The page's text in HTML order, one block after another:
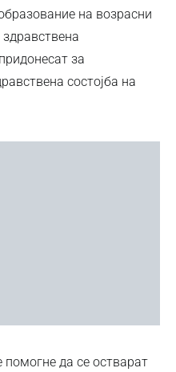
на возрасни
за
состојба на
помогне да се остварат